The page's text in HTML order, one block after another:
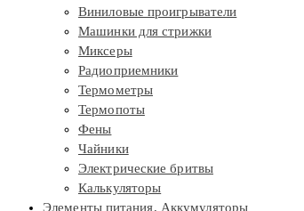
Виниловые проигрыватели
Машинки для стрижки
Миксеры
Радиоприемники
Термометры
Термопоты
Фены
Чайники
Электрические бритвы
Калькуляторы
Элементы питания, Аккумуляторы